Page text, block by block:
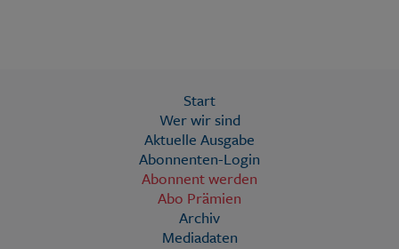
Start
Wer wir sind
Aktuelle Ausgabe
Abonnenten-Login
Abonnent werden
Abo Prämien
Archiv
Mediadaten